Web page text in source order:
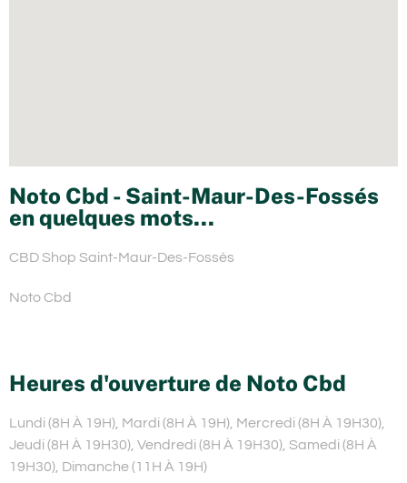
Noto Cbd - Saint-Maur-Des-Fossés
en quelques mots...
CBD Shop Saint-Maur-Des-Fossés
Noto Cbd
Heures d'ouverture de Noto Cbd
Lundi (8H À 19H), Mardi (8H À 19H), Mercredi (8H À 19H30),
Jeudi (8H À 19H30), Vendredi (8H À 19H30), Samedi (8H À
19H30), Dimanche (11H À 19H)